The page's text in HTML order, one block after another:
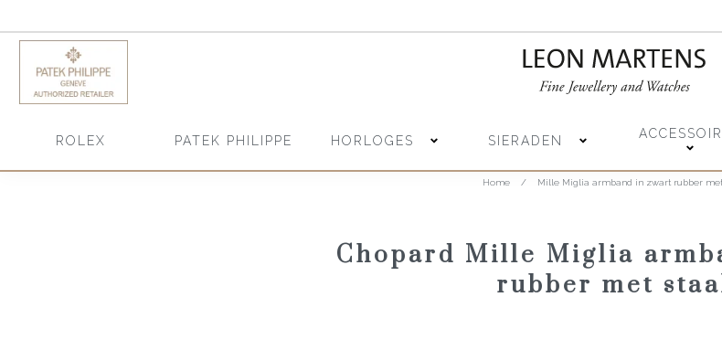
ROLEX PATEK PHILIPPE HORLOGES SIERADEN
Home / Mille Miglia armband in zwart rubber
Chopard Mille Miglia
rubber met